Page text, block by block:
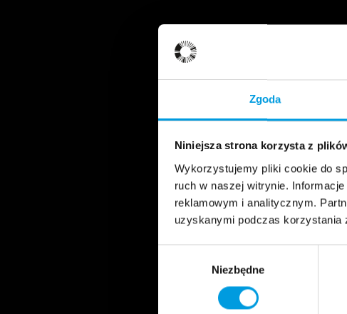
Zgoda
Niniejsza strona korzysta z
Wykorzystujemy pliki cookie do
ruch w naszej witrynie.
reklamowym i analitycznym.
uzyskanymi podczas korzystania
Niezbędne